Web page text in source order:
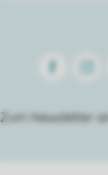
Facebook
Zum Newsletter